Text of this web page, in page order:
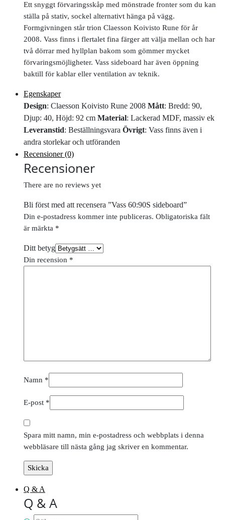
Ett snyggt förvaringsskåp med mönstrade fronter som du kan
ställa på stativ, sockel alternativt hänga på vägg.
Formgivningen står trion Claesson Koivisto Rune för år
2008. Vass finns i flertalet fina färger att välja mellan och har
två dörrar med hyllplan bakom som gömmer mycket
förvaringsmöjligheter. Vass sideboard har även öppning
baktill för kablar eller ventilation av teknik.
Egenskaper
Design: Claesson Koivisto Rune 2008 Mått: Bredd: 90,
Djup: 40, Höjd: 92 cm Material: Lackerad MDF, massiv ek
Leveranstid: Beställningsvara Övrigt: Vass finns även i
andra storlekar och utföranden
Recensioner (0)
Recensioner
There are no reviews yet
Bli först med att recensera ”Vass 60:90S sideboard”
Din e-postadress kommer inte publiceras. Obligatoriska fält
är märkta *
Ditt betyg
Din recension *
Namn *
E-post *
Spara mitt namn, min e-postadress och webbplats i denna
webbläsare till nästa gång jag skriver en kommentar.
Q & A
Q & A